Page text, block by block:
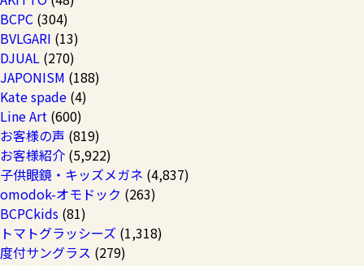
BCPC (304)
BVLGARI (13)
DJUAL (270)
JAPONISM (188)
Kate spade (4)
Line Art (600)
お客様の声 (819)
お客様紹介 (5,922)
子供眼鏡・キッズメガネ (4,837)
omodok-オモドック (263)
BCPCkids (81)
トマトグラッシーズ (1,318)
度付サングラス (279)